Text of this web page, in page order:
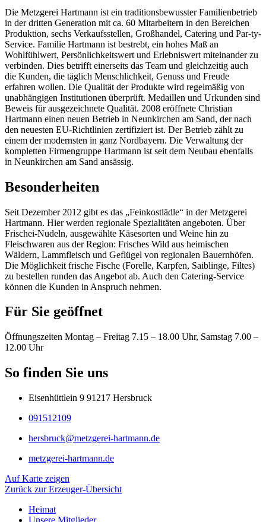
Die Metzgerei Hartmann ist ein traditionsbewusster Familienbetrieb
in der dritten Generation mit ca. 60 Mitarbeitern in den Bereichen
Produktion, sechs Verkaufsstellen, Großhandel, Catering und Par-ty-
Service. Familie Hartmann ist bestrebt, ein hohes Maß an
Wohlfühlwert, Persönlichkeitswert und Erlebniswert miteinander zu
verbinden. Dies betrifft einerseits das Team und gleichzeitig auch
die Kunden, die täglich Menschlichkeit, Genuss und Freude
erfahren wollen. Die Qualität der Produkte wird regelmäßig von
unabhängigen Institutionen überprüft. Medaillen und Urkunden sind
Beweis für ausgezeichnete Qualität. 2008 eröffnete Christian
Hartmann einen neuen Betrieb in Neunkirchen am Sand, der nach
den neuesten EU-Richtlinien zertifiziert ist. Der Betrieb zählt zu
einem der modernsten in ganz Nordbayern. Die Verwaltung der
kompletten Firmengruppe Hartmann ist seit dem Neubau ebenfalls
in Neunkirchen am Sand ansässig.
Besonderheiten
Seit Dezember 2012 gibt es das „Feinkostlädle“ in der Metzgerei
Hartmann. Hier werden regionale Spezialitäten angeboten. Über
Frischei-Nudeln, ausgewählte Käsesorten und Weine hin zu
Fleischwaren aus der Region: Frisches Wild aus heimischen
Wäldern, Lammfleisch und Geflügel von regionalen Bauernhöfen.
Die Möglichkeit frische Fische (Forelle, Karpfen, Saiblinge, Filtes)
zu bestellen runden das Angebot ab. Auch den Catering-Service
können die Kunden in Anspruch nehmen.
Für Sie geöffnet
Öffnungszeiten Montag – Freitag 7.15 – 18.00 Uhr, Samstag 7.00 –
12.00 Uhr
So finden Sie uns
Eisenhüttlein 9 91217 Hersbruck
091512109
hersbruck@metzgerei-hartmann.de
metzgerei-hartmann.de
Auf Karte zeigen
Zurück zur Erzeuger-Übersicht
Heimat